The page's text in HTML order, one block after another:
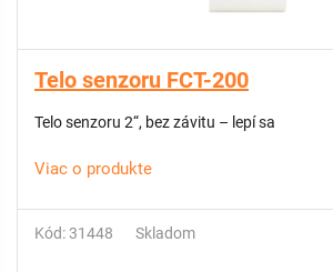
Telo senzoru FCT-200
Telo senzoru 2“, bez závitu – lepí sa
Viac o produkte
Kód: 31448 Skladom